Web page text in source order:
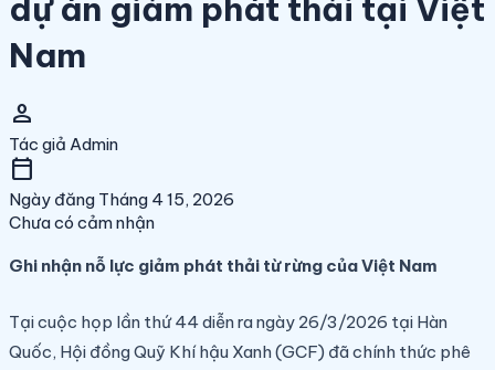
dự án giảm phát thải tại Việt
Nam
person
Tác giả Admin
calendar_today
Ngày đăng Tháng 4 15, 2026
Chưa có cảm nhận
Ghi nhận nỗ lực giảm phát thải từ rừng của Việt Nam
Tại cuộc họp lần thứ 44 diễn ra ngày 26/3/2026 tại Hàn
Quốc, Hội đồng Quỹ Khí hậu Xanh (GCF) đã chính thức phê